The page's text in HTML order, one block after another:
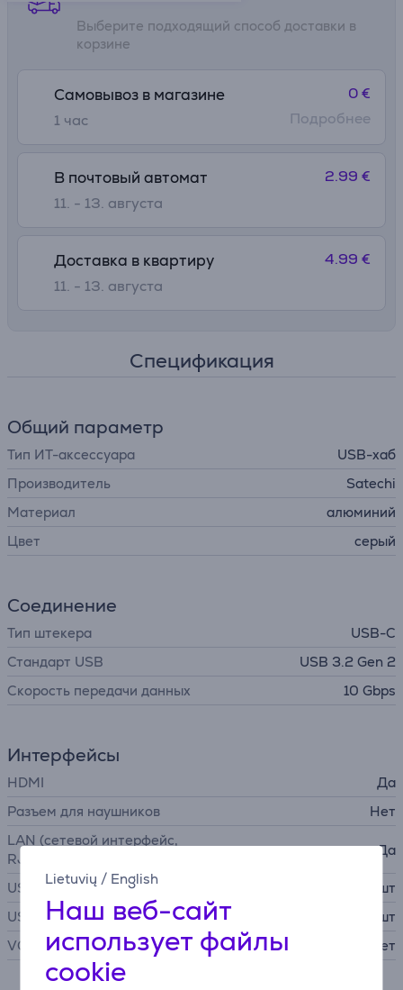
Lietuvių / English
Наш веб-сайт
использует файлы
cookie
Выберите подходящий способ доставки в
корзине
Самовывоз в магазине
1 час
0 €
Подробнее
В почтовый автомат
11. - 13. августа
2.99 €
Доставка в квартиру
11. - 13. августа
4.99 €
Спецификация
Общий параметр
Тип ИТ-аксессуара
USB-хаб
Производитель
Satechi
Материал
алюминий
Цвет
серый
Соединение
Тип штекера
USB-C
Стандарт USB
USB 3.2 Gen 2
Скорость передачи данных
10 Gbps
Интерфейсы
HDMI
Да
Разъем для наушников
Нет
LAN (сетевой интерфейс,
RJ45)
Да
USB-A
2 шт
USB-C
1 шт
VGA
Нет